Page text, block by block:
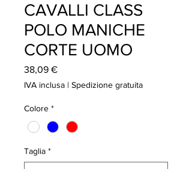
CAVALLI CLASS
POLO MANICHE
CORTE UOMO
38,09 €Prezzo
IVA inclusa | Spedizione gratuita
Colore *
Taglia *